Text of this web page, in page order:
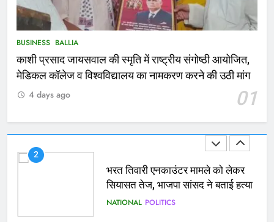
BUSINESS BALLIA
काशी प्रसाद जायसवाल की स्मृति में राष्ट्रीय संगोष्ठी आयोजित,
मेडिकल कॉलेज व विश्वविद्यालय का नामकरण करने की उठी मांग
01
4 days ago
कोचिंग सेंटर में लगी भीषण आग, जान
बचाने के लिए छात्रों ने लगाई छलांग, कई
2
भरत तिवारी एनकाउंटर मामले को लेकर
सियासत तेज, भाजपा सांसद ने बताई हत्या
NATIONAL POLITICS
3
Ballia : छितौनी क्रॉसिंग पर बनेगा 196
करोड़ का ओवरब्रिज, जाम से मिलेगी राहत
BALLIA NATIONAL